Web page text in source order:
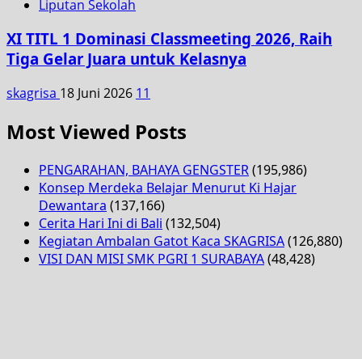
Liputan Sekolah
XI TITL 1 Dominasi Classmeeting 2026, Raih
Tiga Gelar Juara untuk Kelasnya
skagrisa 18 Juni 2026 11
Most Viewed Posts
PENGARAHAN, BAHAYA GENGSTER(195,986)
Konsep Merdeka Belajar Menurut Ki Hajar
Dewantara (137,166)
Cerita Hari Ini di Bali (132,504)
Kegiatan Ambalan Gatot Kaca SKAGRISA(126,880)
VISI DAN MISI SMK PGRI 1 SURABAYA(48,428)